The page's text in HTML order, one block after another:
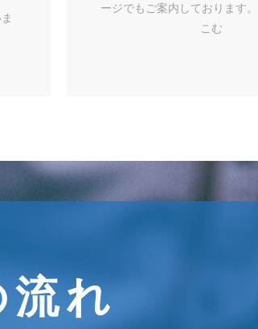
ージでもご案内しております。
こむ
流れ